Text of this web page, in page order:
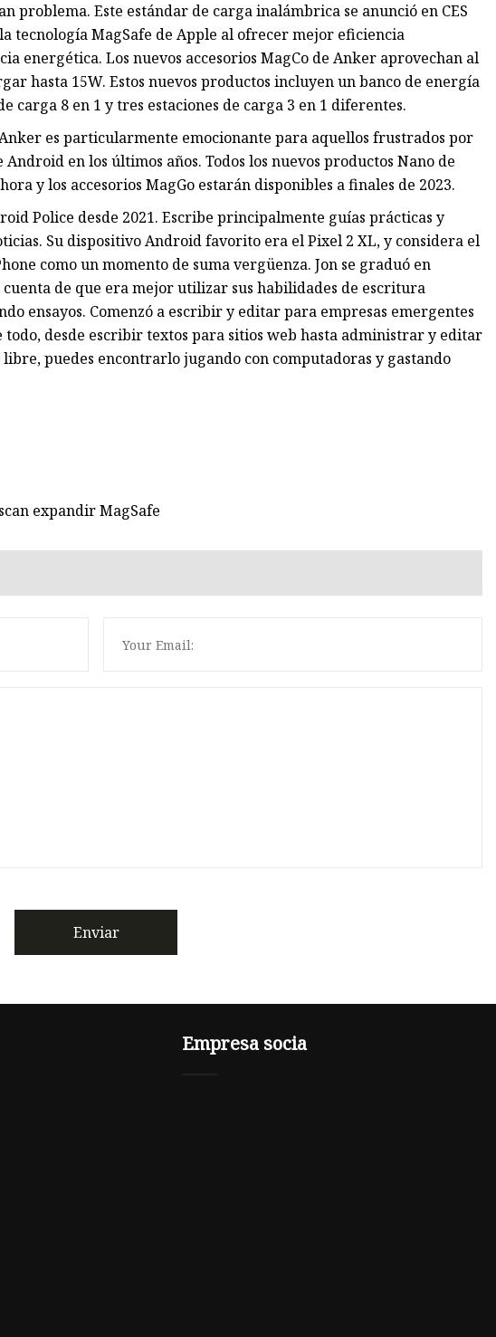
problema. Este estándar de carga inalámbrica se anunció en CES
tecnología MagSafe de Apple al ofrecer mejor eficiencia
energética. Los nuevos accesorios MagCo de Anker aprovechan al
hasta 15W. Estos nuevos productos incluyen un banco de energía
carga 8 en 1 y tres estaciones de carga 3 en 1 diferentes.
es particularmente emocionante para aquellos frustrados por
en los últimos años. Todos los nuevos productos Nano de
y los accesorios MagGo estarán disponibles a finales de 2023.
Police desde 2021. Escribe principalmente guías prácticas y
Su dispositivo Android favorito era el Pixel 2 XL, y considera el
como un momento de suma vergüenza. Jon se graduó en
de que era mejor utilizar sus habilidades de escritura
ensayos. Comenzó a escribir y editar para empresas emergentes
todo, desde escribir textos para sitios web hasta administrar y editar
puedes encontrarlo jugando con computadoras y gastando
expandir MagSafe
Enviar
Empresa socia